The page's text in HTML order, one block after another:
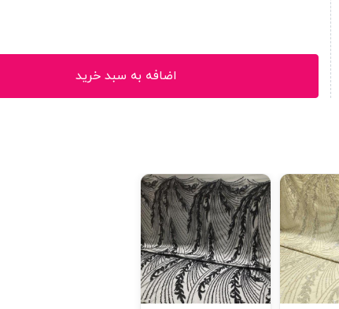
اضافه به سبد خرید